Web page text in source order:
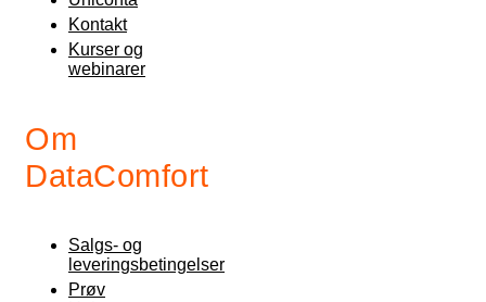
Kontakt
Kurser og
webinarer
Om
DataComfort
Salgs- og
leveringsbetingelser
Prøv